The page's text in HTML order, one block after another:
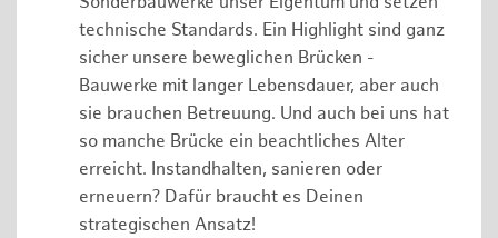
technische Standards. Ein Highlight sind ganz
sicher unsere beweglichen Brücken -
Bauwerke mit langer Lebensdauer, aber auch
sie brauchen Betreuung. Und auch bei uns hat
so manche Brücke ein beachtliches Alter
erreicht. Instandhalten, sanieren oder
erneuern? Dafür braucht es Deinen
strategischen Ansatz!